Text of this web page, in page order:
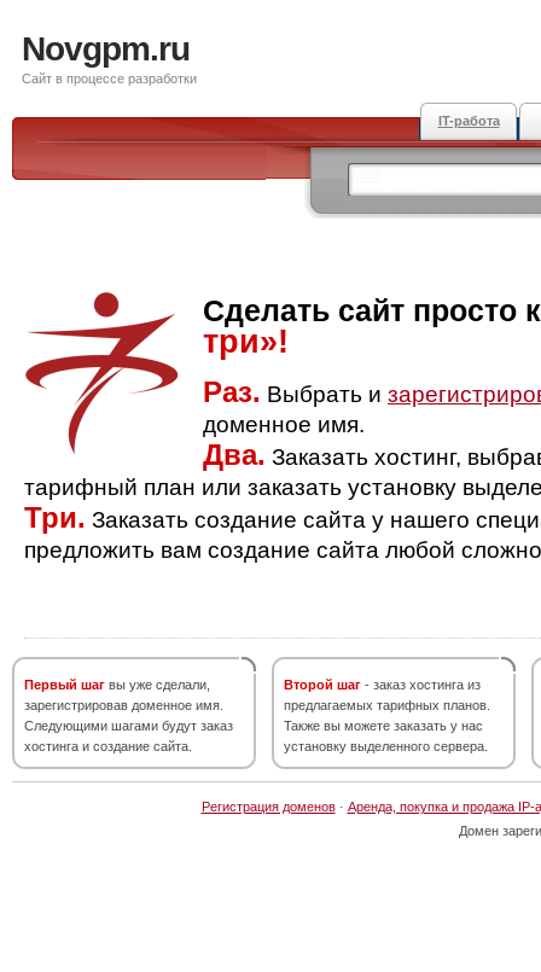
Novgpm.ru
Сайт в процессе разработки
IT-работа
Сделать сайт просто
три»!
Раз. Выбрать и
доменное имя.
Два. Заказать хостинг,
тарифный план или заказать установку
Три. Заказать создание сайта у нашего
предложить вам создание сайта любой
Первый шаг вы уже сделали,
зарегистрировав доменное имя.
Следующими шагами будут заказ
хостинга и создание сайта.
Второй шаг - заказ хостинга из
предлагаемых тарифных планов.
Также вы можете заказать у нас
установку выделенного сервера.
Регистрация доменов· Аренда, покупка и продажа IP-
Домен